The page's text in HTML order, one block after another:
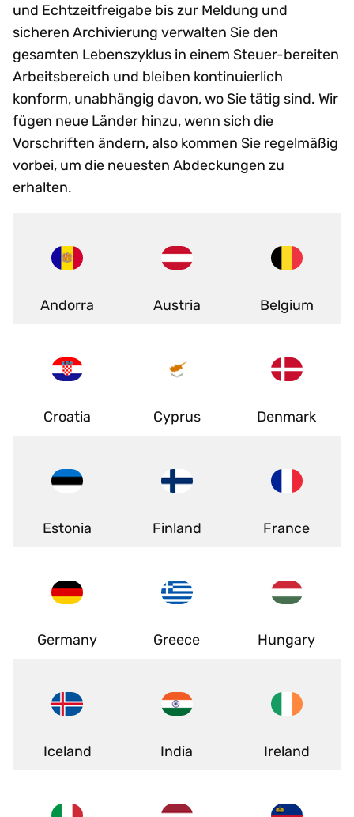
und Echtzeitfreigabe bis zur Meldung und
sicheren Archivierung verwalten Sie den
gesamten Lebenszyklus in einem Steuer-bereiten
Arbeitsbereich und bleiben kontinuierlich
konform, unabhängig davon, wo Sie tätig sind. Wir
fügen neue Länder hinzu, wenn sich die
Vorschriften ändern, also kommen Sie regelmäßig
vorbei, um die neuesten Abdeckungen zu
erhalten.
Andorra Austria Belgium
Croatia Cyprus Denmark
Estonia Finland France
Germany Greece Hungary
Iceland India Ireland